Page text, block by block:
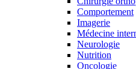
Comportement
Imagerie
Médecine
Neurologie
Nutrition
Oncologie